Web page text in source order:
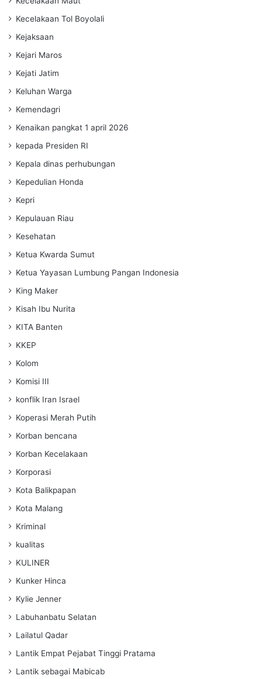
Kecelakaan Tol Boyolali
Kejaksaan
Kejari Maros
Kejati Jatim
Keluhan Warga
Kemendagri
Kenaikan pangkat 1 april 2026
kepada Presiden RI
Kepala dinas perhubungan
Kepedulian Honda
Kepri
Kepulauan Riau
Kesehatan
Ketua Kwarda Sumut
Ketua Yayasan Lumbung Pangan Indonesia
King Maker
Kisah Ibu Nurita
KITA Banten
KKEP
Kolom
Komisi III
konflik Iran Israel
Koperasi Merah Putih
Korban bencana
Korban Kecelakaan
Korporasi
Kota Balikpapan
Kota Malang
Kriminal
kualitas
KULINER
Kunker Hinca
Kylie Jenner
Labuhanbatu Selatan
Lailatul Qadar
Lantik Empat Pejabat Tinggi Pratama
Lantik sebagai Mabicab